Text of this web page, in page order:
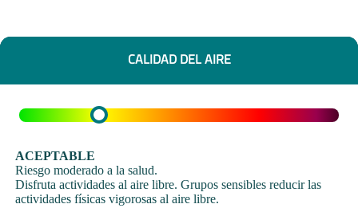
CALIDAD DEL AIRE
ACEPTABLE
Riesgo moderado a la salud.
Disfruta actividades al aire libre. Grupos sensibles reducir las
actividades físicas vigorosas al aire libre.